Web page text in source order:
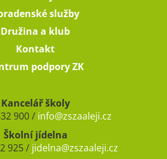
služby
Družina a klub
Kontakt
podpory ZK
Kancelář školy
900 / info@zszaaleji.cz
Školní jídelna
925 / jidelna@zszaaleji.cz